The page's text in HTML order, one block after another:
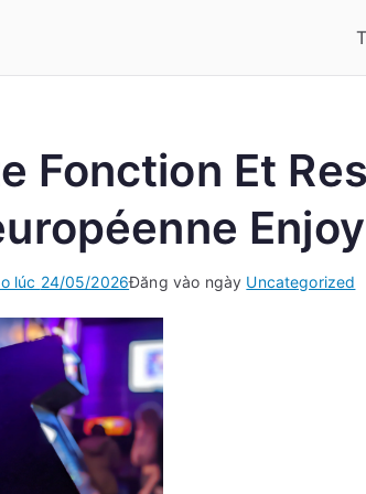
Fonction Et
lúc 24/05/2026Đăng vào ngày Uncategorized